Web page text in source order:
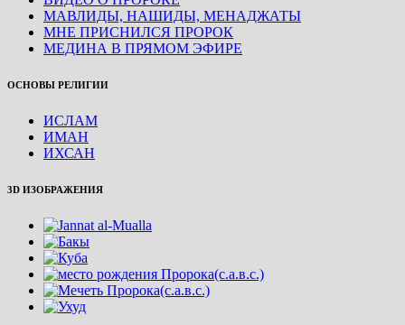
МАВЛИДЫ, НАШИДЫ, МЕНАДЖАТЫ
МНЕ ПРИСНИЛСЯ ПРОРОК
МЕДИНА В ПРЯМОМ ЭФИРЕ
ОСНОВЫ РЕЛИГИИ
ИСЛАМ
ИМАН
ИХСАН
3D ИЗОБРАЖЕНИЯ